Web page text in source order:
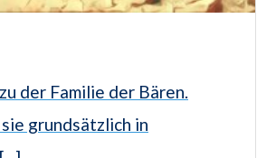
der Familie der Bären.
grundsätzlich in